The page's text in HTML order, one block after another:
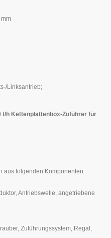
Linksantrieb;
h Kettenplattenbox-Zuführer für
aus folgenden Komponenten:
Antriebswelle, angetriebene
Zuführungssystem, Regal,